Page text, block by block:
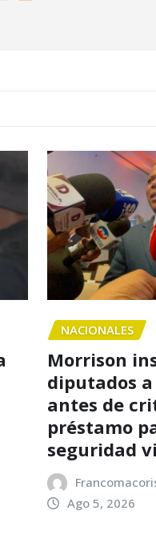
NACIONALES
Morrison
diputados a
antes de
préstamo
seguridad
Ago 5, 2026